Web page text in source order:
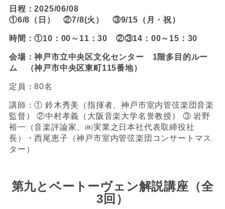
日程：2025/06/08
①6/8（日） ②7/8(火） ③9/15（月・祝）
時間：①10：00～11：30 ②③14：00～15：30
会場：神戸市立中央区文化センター 1階多目的ルー
ム （神戸市中央区東町115番地）
定員：80名
講師：① 鈴木秀美（指揮者、神戸市室内管弦楽団音楽
監督） ②中村孝義（大阪音楽大学名誉教授） ③ 岩野
裕一（音楽評論家、㈱実業之日本社代表取締役社
長）・西尾恵子（神戸市室内管弦楽団コンサートマス
ター）
第九とベートーヴェン解説講座（全
3回）